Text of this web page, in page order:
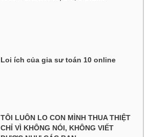
Loi ích của gia sư toán 10 online
TÔI LUÔN LO CON MÌNH THUA THIỆT
CHỈ VÌ KHÔNG NÓI, KHÔNG VIẾT